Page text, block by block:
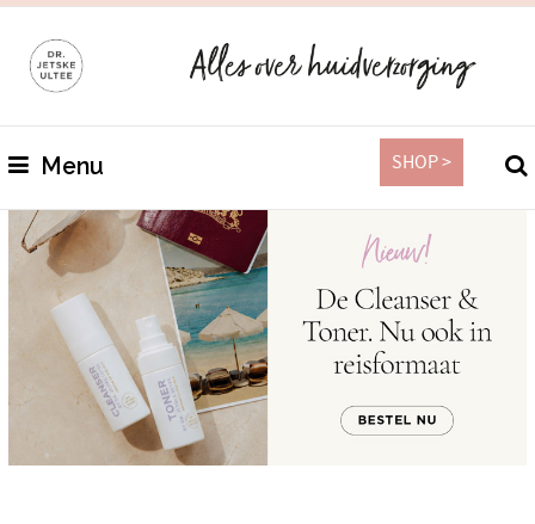
Menu SHOP >